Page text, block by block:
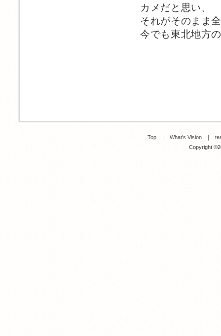
カメだと思い、
それがそのまま
今でも東北地方
Top ｜ What's Vision ｜
Copyright